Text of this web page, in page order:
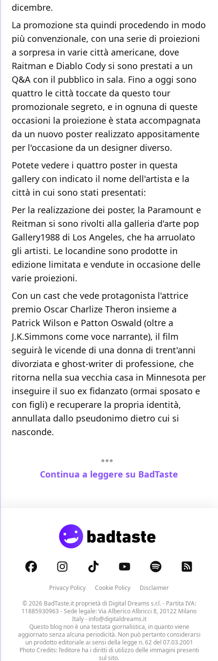
dicembre.
La promozione sta quindi procedendo in modo
più convenzionale, con una serie di proiezioni
a sorpresa in varie città americane, dove
Raitman e Diablo Cody si sono prestati a un
Q&A con il pubblico in sala. Fino a oggi sono
quattro le città toccate da questo tour
promozionale segreto, e in ognuna di queste
occasioni la proiezione è stata accompagnata
da un nuovo poster realizzato appositamente
per l'occasione da un designer diverso.
Potete vedere i quattro poster in questa
gallery con indicato il nome dell'artista e la
città in cui sono stati presentati:
Per la realizzazione dei poster, la Paramount e
Reitman si sono rivolti alla galleria d'arte pop
Gallery1988 di Los Angeles, che ha arruolato
gli artisti. Le locandine sono prodotte in
edizione limitata e vendute in occasione delle
varie proiezioni.
Con un cast che vede protagonista l'attrice
premio Oscar Charlize Theron insieme a
Patrick Wilson e Patton Oswald (oltre a
J.K.Simmons come voce narrante), il film
seguirà le vicende di una donna di trent'anni
divorziata e ghost-writer di professione, che
ritorna nella sua vecchia casa in Minnesota per
inseguire il suo ex fidanzato (ormai sposato e
con figli) e recuperare la propria identità,
annullata dallo pseudonimo dietro cui si
nasconde.
Continua a leggere su BadTaste
Privacy Policy Cookie Policy
Disclaimer
© 2026 BadTaste.it proprietà di Digital Dreams s.r.l.- Partita IVA:
11885930963 - Sede legale: Via Alberico Albricci 8, 20122 Milano
Italy - info@digitaldreams.it
Questo blog non è una testata giornalistica, in quanto viene
aggiornato senza alcuna periodicità. Non può pertanto considerarsi
un prodotto editoriale ai sensi della legge n. 62 del 07.03.2001
Photo Credits: l’editore ha i diritti di utilizzo delle immagini presenti
sul sito.